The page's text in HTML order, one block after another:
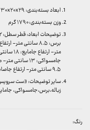
ابعاد بسته‌بندی: ۳۰x۲۰x۲۹ سانتی‌متر
وزن بسته‌بندی: ۱۷۹۰ گرم
۹.۵ سانتی متر- ارتفاع جاصابون: ۳ سانتی متر وزن: ۱۵۳۰گرم
زباله،برس،جامسواکی،
رنگ: